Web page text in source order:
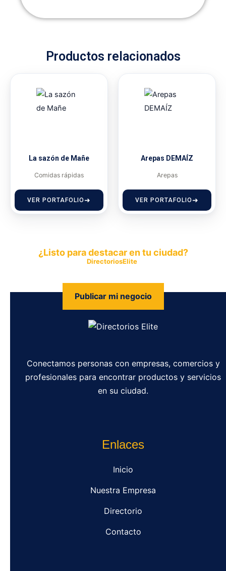
Productos relacionados
La sazón de Mañe
Comidas rápidas
VER PORTAFOLIO
Arepas DEMAÍZ
Arepas
VER PORTAFOLIO
¿Listo para destacar en tu ciudad?
DirectoriosElite
Publicar mi negocio
Conectamos personas con empresas, comercios y
profesionales para encontrar productos y servicios
en su ciudad.
Enlaces
Inicio
Nuestra Empresa
Directorio
Contacto